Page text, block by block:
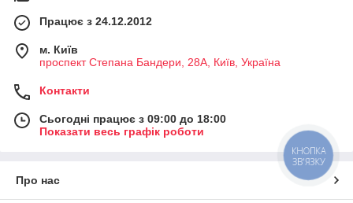
Працює з 24.12.2012
м. Київ
проспект Степана Бандери, 28А, Київ, Україна
Контакти
Сьогодні працює з 09:00 до 18:00
Показати весь графік роботи
Про нас
КНОПКА
ЗВ'ЯЗКУ